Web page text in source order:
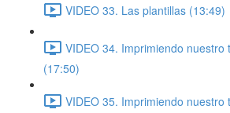
VIDEO 33. Las plantillas (13:49)
VIDEO 34. Imprimiendo nuestro
(17:50)
VIDEO 35. Imprimiendo nuestro